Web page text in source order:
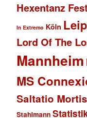
Hexentanz
In Extremo Köln
Lord Of The
Mannheim
MS
Saltatio Mortis
Stahlmann